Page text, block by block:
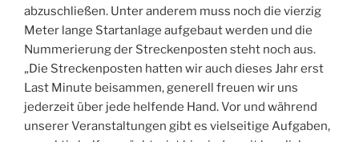
abzuschließen. Unter anderem muss noch die vierzig
Meter lange Startanlage aufgebaut werden und die
Nummerierung der Streckenposten steht noch aus.
„Die Streckenposten hatten wir auch dieses Jahr erst
Last Minute beisammen, generell freuen wir uns
jederzeit über jede helfende Hand. Vor und während
unserer Veranstaltungen gibt es vielseitige Aufgaben,